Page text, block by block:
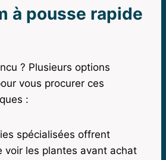
à pousse rapide
? Plusieurs options
vous procurer ces
:
spécialisées offrent
voir les plantes avant achat